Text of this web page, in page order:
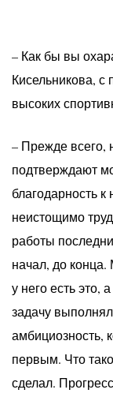
– Как бы вы
Кисельникова,
высоких
– Прежде всего,
подтверждают
благодарность к
неистощимо
работы
начал, до
у него есть это,
задачу
амбициозность,
первым. Что
сделал.